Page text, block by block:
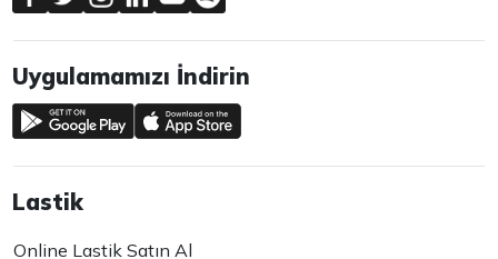
Uygulamamızı İndirin
Lastik
Online Lastik Satın Al